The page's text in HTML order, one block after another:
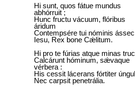
Hi sunt, quos fátue mundus
abhórruit ;
Hunc fructu vácuum, flóribus
áridum
Contempsére tui nóminis
Iesu, Rex bone Cǽlitum.
Hi pro te fúrias atque minas
Calcárunt hóminum, sǽvaque
vérbera :
His cessit lácerans fórtiter
Nec carpsit penetrália.